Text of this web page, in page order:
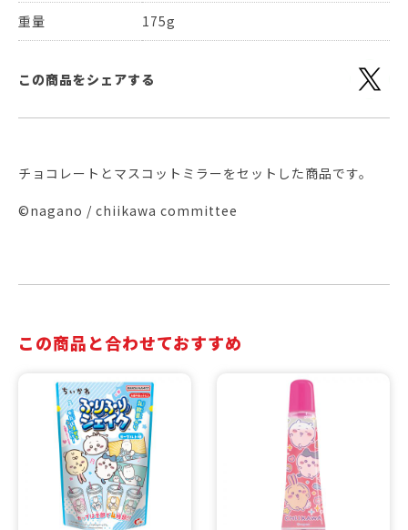
重量 175g
この商品をシェアする
チョコレートとマスコットミラーをセットした商品です。
©nagano / chiikawa committee
この商品と合わせておすすめ